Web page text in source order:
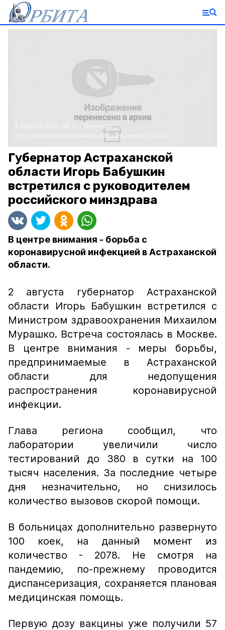
Политика
www.astrobl.ru/news/127704
Губернатор Астраханской
области Игорь Бабушкин
встретился с руководителем
российского минздрава
В центре внимания - борьба с
коронавирусной инфекцией в Астраханской
области.
2 августа губернатор Астраханской
области Игорь Бабушкин встретился с
Министром здравоохранения Михаилом
Мурашко. Встреча состоялась в Москве.
В центре внимания - меры борьбы,
предпринимаемые в Астраханской
области для недопущения
распространения коронавирусной
инфекции.
Глава региона сообщил, что
лаборатории увеличили число
тестирований до 380 в сутки на 100
тысяч населения. За последние четыре
дня незначительно, но снизилось
количество вызовов скорой помощи.
В больницах дополнительно развернуто
100 коек, на данный момент из
количество - 2078. Не смотря на
пандемию, по-прежнему проводится
диспансеризация, сохраняется плановая
медицинская помощь.
Первую дозу вакцины уже получили 57